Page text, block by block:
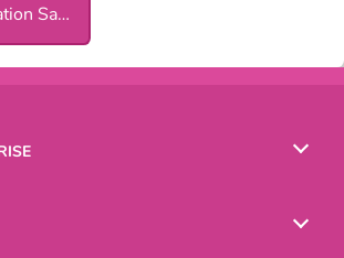
Jeux de Décoration Salon pour Filles